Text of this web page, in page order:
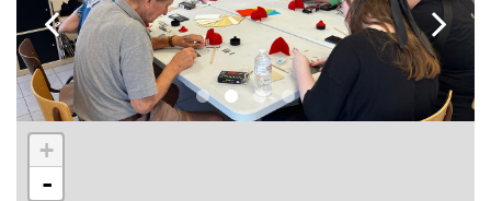
k l
+
-